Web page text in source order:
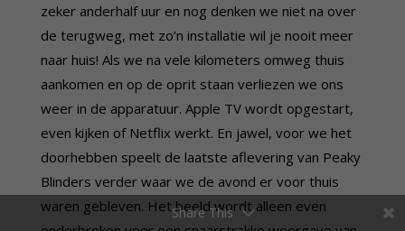
zeker anderhalf uur en nog denken we niet na over
de terugweg, met zo’n installatie wil je nooit meer
naar huis! Als we na vele kilometers omweg thuis
aankomen en op de oprit staan verliezen we ons
weer in de apparatuur. Apple TV wordt opgestart,
even kijken of Netflix werkt. En jawel, voor we het
doorhebben speelt de laatste aflevering van Peaky
Blinders verder waar we de avond er voor thuis
waren gebleven. Het beeld wordt alleen even
Share This